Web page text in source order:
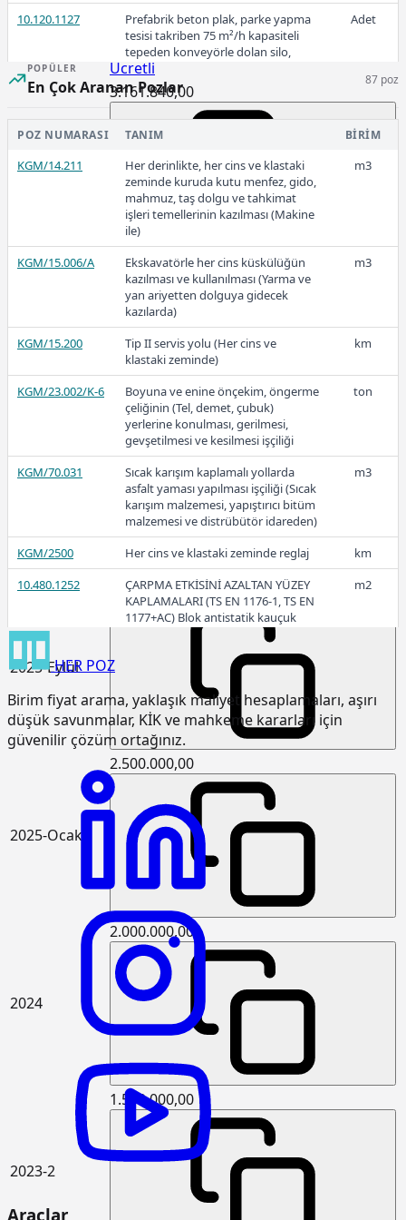
Ücretli
2025-Aralık
3.161.840,00
2025-Kasım
3.125.297,50
3.111.875,00
2025-Eylül
3.048.502,50
2025-Ocak
2.500.000,00
2024
2.000.000,00
2023-2
1.550.000,00
10.120.1127
Prefabrik beton plak, parke yapma
tesisi takriben 75 m²/h kapasiteli
tepeden konveyörle dolan silo,
vibrasyon tabla 62 Kw toplam
motor gücü, kalıp vs
Adet
10.120.1128
Asfalt kazıma makinası (400 HP
gücünde max 2,05m freze
derinliğinde, konveyörlü)
Adet
Beton boru taşıma makinesi
(fabrikada)
10.120.1130 Beton boru imalat makinesi
Adet
Delme kapasiteli (100-200) m (Rotari
tip su sondaj makinaları
(Ekipmanıyla birlikte))
POPÜLER
En Çok Aranan Pozlar 87 poz
POZ NUMARASI TANIM BIRIM
KGM/14.211
Her derinlikte, her cins ve klastaki
zeminde kuruda kutu menfez, gido,
mahmuz, taş dolgu ve tahkimat
işleri temellerinin kazılması (Makine
ile)
m3
KGM/15.006/A
Ekskavatörle her cins küskülüğün
kazılması ve kullanılması (Yarma ve
yan ariyetten dolguya gidecek
kazılarda)
m3
KGM/15.200
Tip II servis yolu (Her cins ve
klastaki zeminde)
km
KGM/23.002/K-6
Boyuna ve enine önçekim, öngerme
çeliğinin (Tel, demet, çubuk)
yerlerine konulması, gerilmesi,
gevşetilmesi ve kesilmesi işçiliği
ton
KGM/70.031
Sıcak karışım kaplamalı yollarda
asfalt yaması yapılması işçiliği (Sıcak
karışım malzemesi, yapıştırıcı bitüm
malzemesi ve distrübütör idareden)
m3
KGM/2500 Her cins ve klastaki zeminde reglaj
km
10.480.1252
ÇARPMA ETKİSİNİ AZALTAN YÜZEY
KAPLAMALARI (TS EN 1176-1, TS EN
1177+AC) Blok antistatik kauçuk
zemin kaplaması 3cm kalınlıkta
m2
15.120.1007
Makine ile patlayıcı madde
kullanmadan sert kaya kazılması
(Serbest kazı)
15.120.1101
Makine ile her derinlik ve her
genişlikte yumuşak ve sert toprak
kazılması (Derin kazı)
Makine ile her derinlik ve her
genişlikte yumuşak ve sert
küskülük kazılması (Derin kazı)
Makine ile patlayıcı madde
kullanmadan her derinlik ve her
genişlikte sert kaya kazılması (Derin
kazı)
Çakıl temin edilerek, drenaj
yapılması
m3
Beton santralinde üretilen veya
satın alınan ve beton pompasıyla
basılan, C 25/30 basınç dayanım
sınıfında, gri renkte, normal hazır
15.150.1006
Beton santralinde üretilen veya
satın alınan ve beton pompasıyla
basılan, C 30/37 basınç dayanım
sınıfında, gri renkte, normal hazır
beton dökülmesi (beton nakli dahil)
m3
veya birleşik olarak hazırlanması ve
HER POZ
Birim fiyat arama, yaklaşık maliyet hesaplamaları, aşırı
düşük savunmalar, KİK ve mahkeme kararları için
güvenilir çözüm ortağınız.
Araçlar